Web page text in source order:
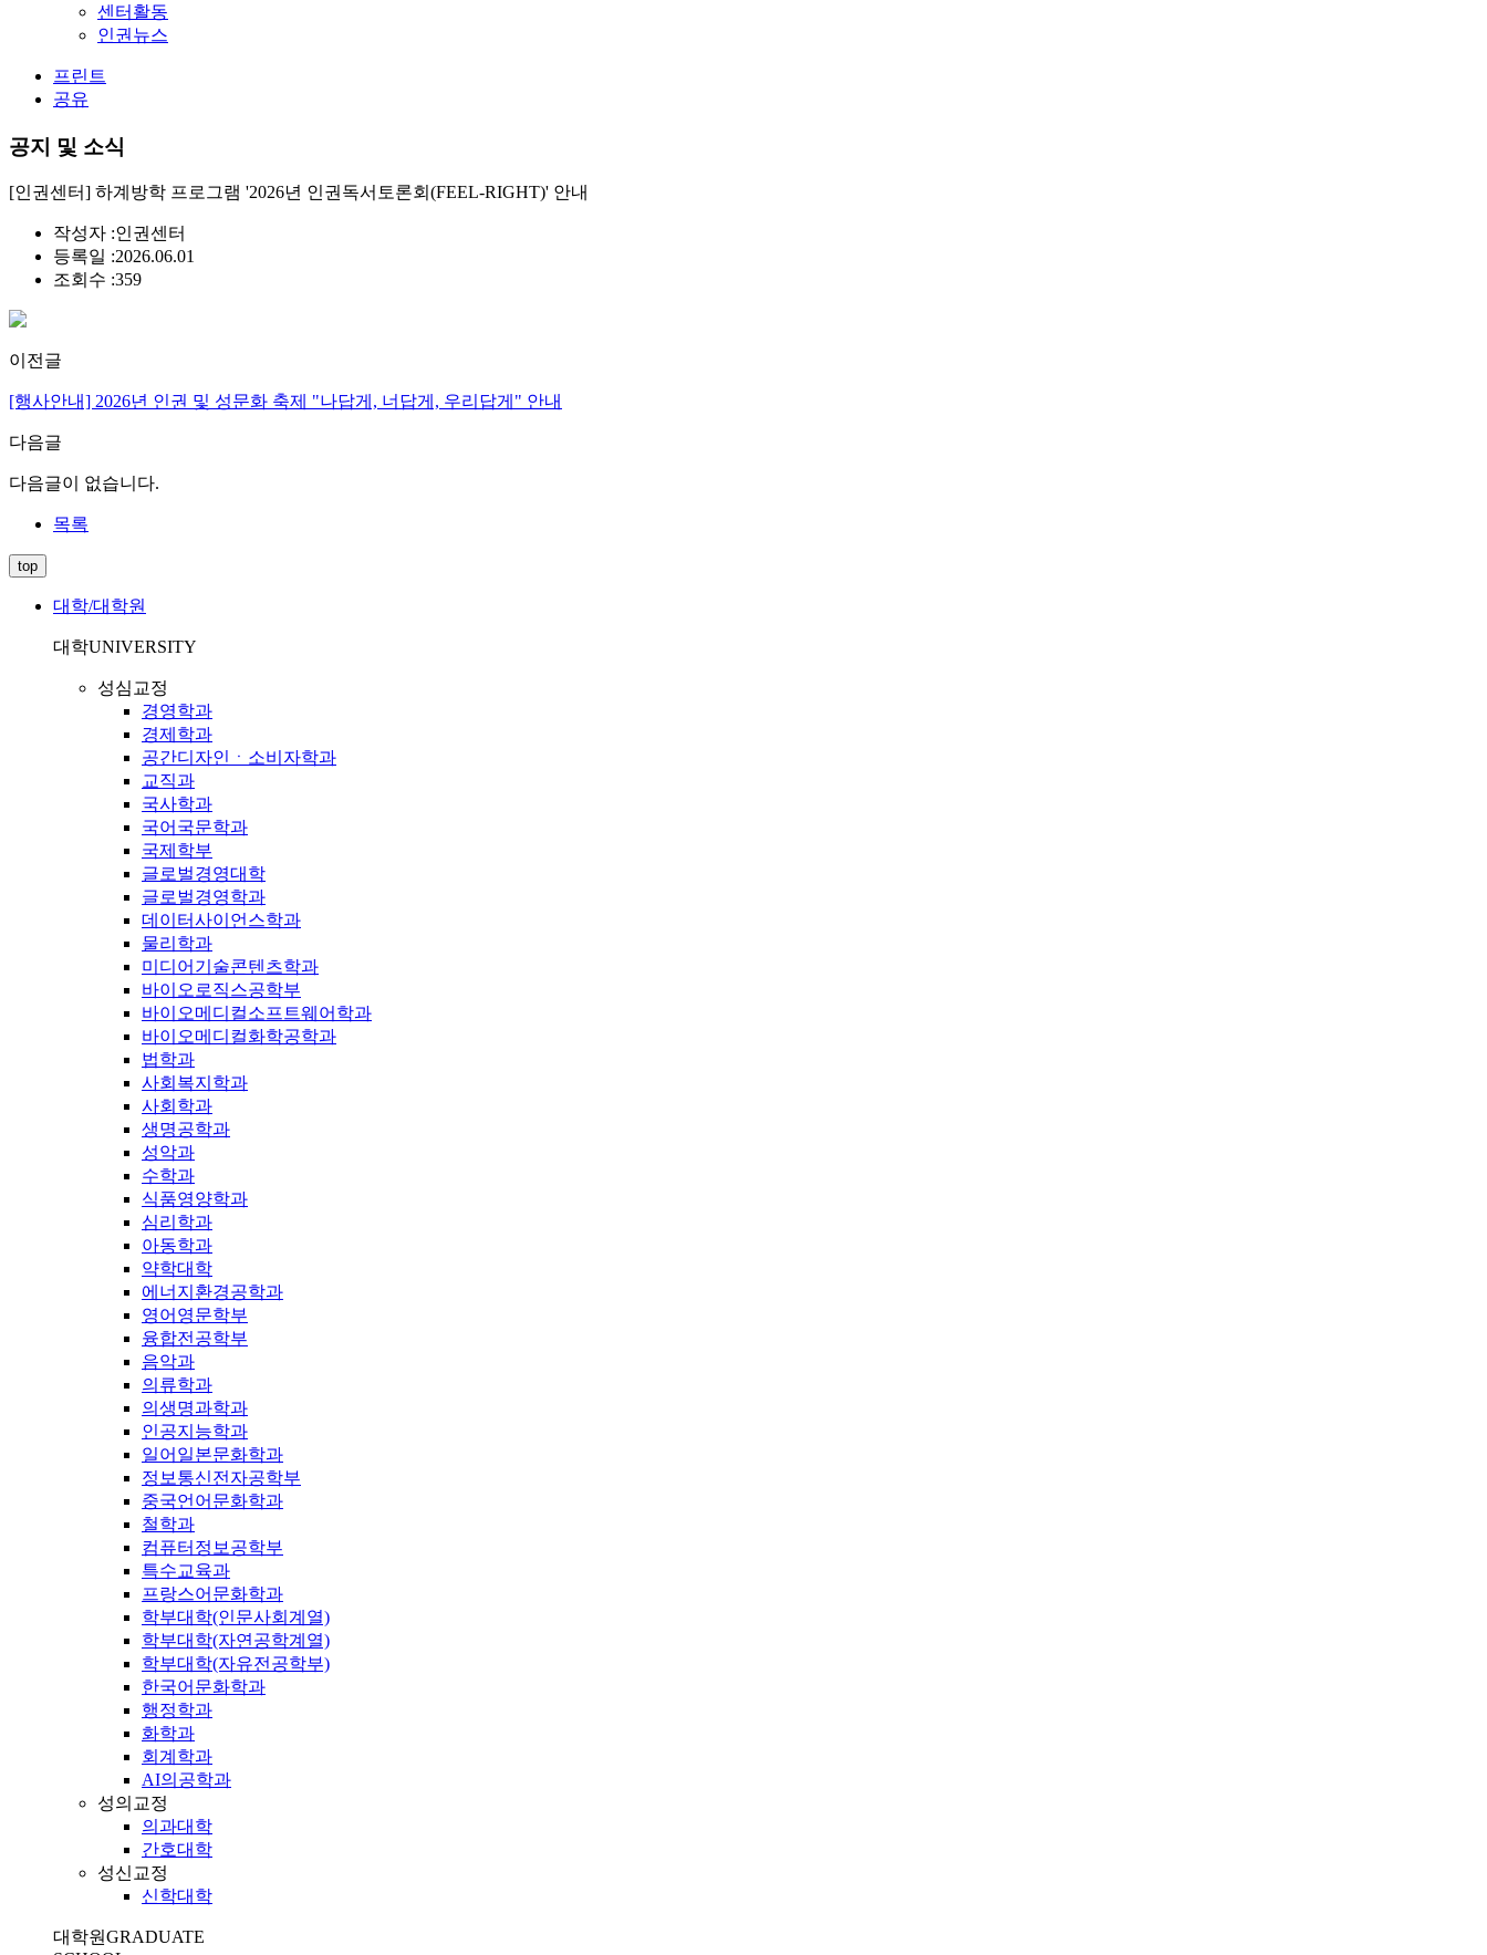
센터활동
인권뉴스
프린트
공유
공지 및 소식
[인권센터] 하계방학 프로그램 '2026년 인권독서토론회(FEEL-RIGHT)' 안내
작성자 :인권센터
등록일 :2026.06.01
조회수 :359
이전글
[행사안내] 2026년 인권 및 성문화 축제 "나답게, 너답게, 우리답게" 안내
다음글
다음글이 없습니다.
목록
top
대학/대학원
대학UNIVERSITY
성심교정
경영학과
경제학과
공간디자인ㆍ소비자학과
교직과
국사학과
국어국문학과
국제학부
글로벌경영대학
글로벌경영학과
데이터사이언스학과
물리학과
미디어기술콘텐츠학과
바이오로직스공학부
바이오메디컬소프트웨어학과
바이오메디컬화학공학과
법학과
사회복지학과
사회학과
생명공학과
성악과
수학과
식품영양학과
심리학과
아동학과
약학대학
에너지환경공학과
영어영문학부
융합전공학부
음악과
의류학과
의생명과학과
인공지능학과
일어일본문화학과
정보통신전자공학부
중국언어문화학과
철학과
컴퓨터정보공학부
특수교육과
프랑스어문화학과
학부대학(인문사회계열)
학부대학(자연공학계열)
학부대학(자유전공학부)
한국어문화학과
행정학과
화학과
회계학과
AI의공학과
성의교정
의과대학
간호대학
성신교정
신학대학
대학원GRADUATE